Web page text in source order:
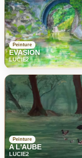
Peinture
EVASION
LUCIE2
Peinture
A L'AUBE
LUCIE2